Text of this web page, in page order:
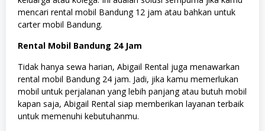
mencari rental mobil Bandung 12 jam atau bahkan untuk
carter mobil Bandung.
Rental Mobil Bandung 24 Jam
Tidak hanya sewa harian, Abigail Rental juga menawarkan
rental mobil Bandung 24 jam. Jadi, jika kamu memerlukan
mobil untuk perjalanan yang lebih panjang atau butuh mobil
kapan saja, Abigail Rental siap memberikan layanan terbaik
untuk memenuhi kebutuhanmu.